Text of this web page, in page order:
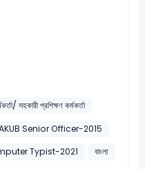
সহকারী প্রশিক্ষণ কর্মকর্তা
Senior Officer-2015
Typist-2021
বাংলা